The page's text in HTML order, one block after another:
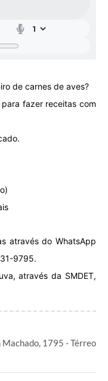
de carnes de aves?
fazer receitas com
através do WhatsApp
9795.
através da SMDET,
Machado, 1795 - Térreo